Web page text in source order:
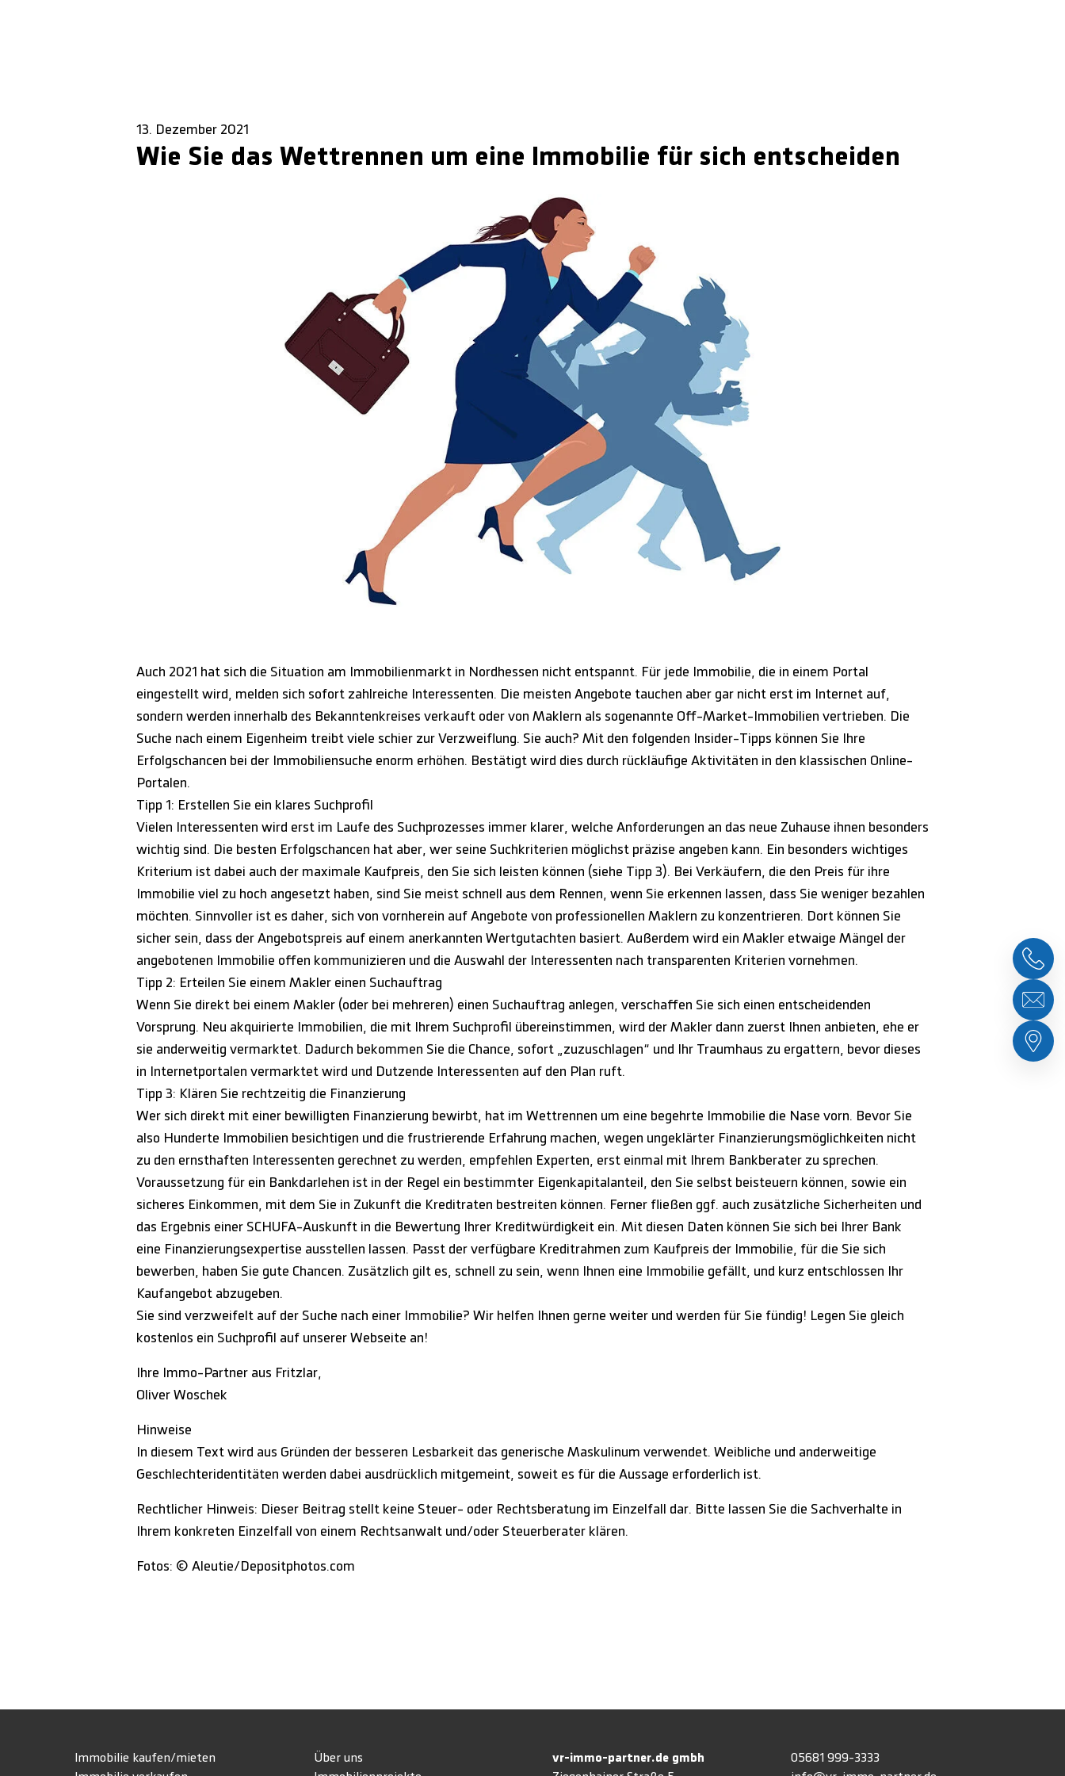
13. Dezember 2021
Wie Sie das Wettrennen um eine Immobilie für sich entscheiden
Auch 2021 hat sich die Situation am Immobilienmarkt in Nordhessen nicht entspannt. Für jede Immobilie, die in einem Portal
eingestellt wird, melden sich sofort zahlreiche Interessenten. Die meisten Angebote tauchen aber gar nicht erst im Internet auf,
sondern werden innerhalb des Bekanntenkreises verkauft oder von Maklern als sogenannte Off-Market-Immobilien vertrieben. Die
Suche nach einem Eigenheim treibt viele schier zur Verzweiflung. Sie auch? Mit den folgenden Insider-Tipps können Sie Ihre
Erfolgschancen bei der Immobiliensuche enorm erhöhen. Bestätigt wird dies durch rückläufige Aktivitäten in den klassischen Online-
Portalen.
Tipp 1: Erstellen Sie ein klares Suchprofil
Vielen Interessenten wird erst im Laufe des Suchprozesses immer klarer, welche Anforderungen an das neue Zuhause ihnen besonders
wichtig sind. Die besten Erfolgschancen hat aber, wer seine Suchkriterien möglichst präzise angeben kann. Ein besonders wichtiges
Kriterium ist dabei auch der maximale Kaufpreis, den Sie sich leisten können (siehe Tipp 3). Bei Verkäufern, die den Preis für ihre
Immobilie viel zu hoch angesetzt haben, sind Sie meist schnell aus dem Rennen, wenn Sie erkennen lassen, dass Sie weniger bezahlen
möchten. Sinnvoller ist es daher, sich von vornherein auf Angebote von professionellen Maklern zu konzentrieren. Dort können Sie
sicher sein, dass der Angebotspreis auf einem anerkannten Wertgutachten basiert. Außerdem wird ein Makler etwaige Mängel der
angebotenen Immobilie offen kommunizieren und die Auswahl der Interessenten nach transparenten Kriterien vornehmen.
Tipp 2: Erteilen Sie einem Makler einen Suchauftrag
Wenn Sie direkt bei einem Makler (oder bei mehreren) einen Suchauftrag anlegen, verschaffen Sie sich einen entscheidenden
Vorsprung. Neu akquirierte Immobilien, die mit Ihrem Suchprofil übereinstimmen, wird der Makler dann zuerst Ihnen anbieten, ehe er
sie anderweitig vermarktet. Dadurch bekommen Sie die Chance, sofort „zuzuschlagen“ und Ihr Traumhaus zu ergattern, bevor dieses
in Internetportalen vermarktet wird und Dutzende Interessenten auf den Plan ruft.
Tipp 3: Klären Sie rechtzeitig die Finanzierung
Wer sich direkt mit einer bewilligten Finanzierung bewirbt, hat im Wettrennen um eine begehrte Immobilie die Nase vorn. Bevor Sie
also Hunderte Immobilien besichtigen und die frustrierende Erfahrung machen, wegen ungeklärter Finanzierungsmöglichkeiten nicht
zu den ernsthaften Interessenten gerechnet zu werden, empfehlen Experten, erst einmal mit Ihrem Bankberater zu sprechen.
Voraussetzung für ein Bankdarlehen ist in der Regel ein bestimmter Eigenkapitalanteil, den Sie selbst beisteuern können, sowie ein
sicheres Einkommen, mit dem Sie in Zukunft die Kreditraten bestreiten können. Ferner fließen ggf. auch zusätzliche Sicherheiten und
das Ergebnis einer SCHUFA-Auskunft in die Bewertung Ihrer Kreditwürdigkeit ein. Mit diesen Daten können Sie sich bei Ihrer Bank
eine Finanzierungsexpertise ausstellen lassen. Passt der verfügbare Kreditrahmen zum Kaufpreis der Immobilie, für die Sie sich
bewerben, haben Sie gute Chancen. Zusätzlich gilt es, schnell zu sein, wenn Ihnen eine Immobilie gefällt, und kurz entschlossen Ihr
Kaufangebot abzugeben.
Sie sind verzweifelt auf der Suche nach einer Immobilie? Wir helfen Ihnen gerne weiter und werden für Sie fündig! Legen Sie gleich
kostenlos ein Suchprofil auf unserer Webseite an!
Ihre Immo-Partner aus Fritzlar,
Oliver Woschek
Hinweise
In diesem Text wird aus Gründen der besseren Lesbarkeit das generische Maskulinum verwendet. Weibliche und anderweitige
Geschlechteridentitäten werden dabei ausdrücklich mitgemeint, soweit es für die Aussage erforderlich ist.
Rechtlicher Hinweis: Dieser Beitrag stellt keine Steuer- oder Rechtsberatung im Einzelfall dar. Bitte lassen Sie die Sachverhalte in
Ihrem konkreten Einzelfall von einem Rechtsanwalt und/oder Steuerberater klären.
Fotos: © Aleutie/Depositphotos.com
Immobilie kaufen/mieten
Über uns
vr-immo-partner.de gmbh
05681 999-3333